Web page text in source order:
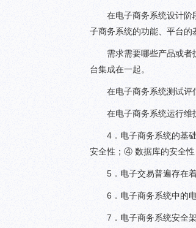
在电子商务系统设计阶
子商务系统的功能、平台的
需求需要哪些产品或
台集成在一起。
在电子商务系统测试评
在电子商务系统运行维
4．电子商务系统的基
安全性；④ 数据库的安全
5．电子交易普遍存在
6．电子商务系统中的
7．电子商务系统安全